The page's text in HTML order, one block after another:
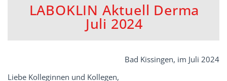
LABOKLIN Aktuell Derma
Juli 2024
Bad Kissingen, im Juli 2024
Liebe Kolleginnen und Kollegen,